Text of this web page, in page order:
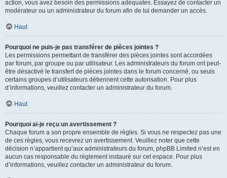
action, vous avez besoin des permissions adéquates. Essayez de contacter un
modérateur ou un administrateur du forum afin de lui demander un accès.
Haut
Pourquoi ne puis-je pas transférer de pièces jointes ?
Les permissions permettant de transférer des pièces jointes sont accordées
par forum, par groupe ou par utilisateur. Les administrateurs du forum ont peut-
être désactivé le transfert de pièces jointes dans le forum concerné, ou seuls
certains groupes d’utilisateurs détiennent cette autorisation. Pour plus
d’informations, veuillez contacter un administrateur du forum.
Haut
Pourquoi ai-je reçu un avertissement ?
Chaque forum a son propre ensemble de règles. Si vous ne respectez pas une
de ces règles, vous recevrez un avertissement. Veuillez noter que cette
décision n’appartient qu’aux administrateurs du forum, phpBB Limited n’est en
aucun cas responsable du règlement instauré sur cet espace. Pour plus
d’informations, veuillez contacter un administrateur du forum.